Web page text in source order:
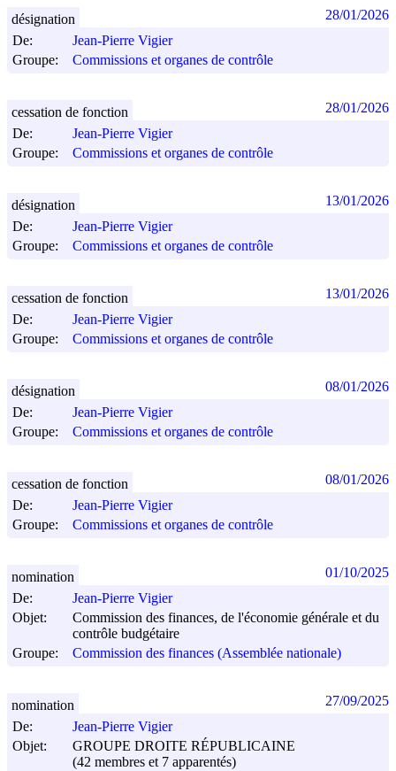
De:
Jean-Pierre Vigier
Groupe:
Commissions et organes de contrôle
désignation 28/01/2026
De:
Jean-Pierre Vigier
Groupe:
Commissions et organes de contrôle
cessation de fonction 28/01/2026
De:
Jean-Pierre Vigier
Groupe:
Commissions et organes de contrôle
désignation 13/01/2026
De:
Jean-Pierre Vigier
Groupe:
Commissions et organes de contrôle
cessation de fonction 13/01/2026
De:
Jean-Pierre Vigier
Groupe:
Commissions et organes de contrôle
désignation 08/01/2026
De:
Jean-Pierre Vigier
Groupe:
Commissions et organes de contrôle
cessation de fonction 08/01/2026
De:
Jean-Pierre Vigier
Objet:
Commission des finances, de l'économie générale et du
contrôle budgétaire
Groupe:
Commission des finances (Assemblée nationale)
nomination 01/10/2025
De:
Jean-Pierre Vigier
Objet:
GROUPE DROITE RÉPUBLICAINE
(42 membres et 7 apparentés)
nomination 27/09/2025